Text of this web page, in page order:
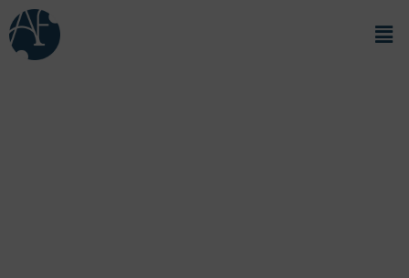
Skip
to
content